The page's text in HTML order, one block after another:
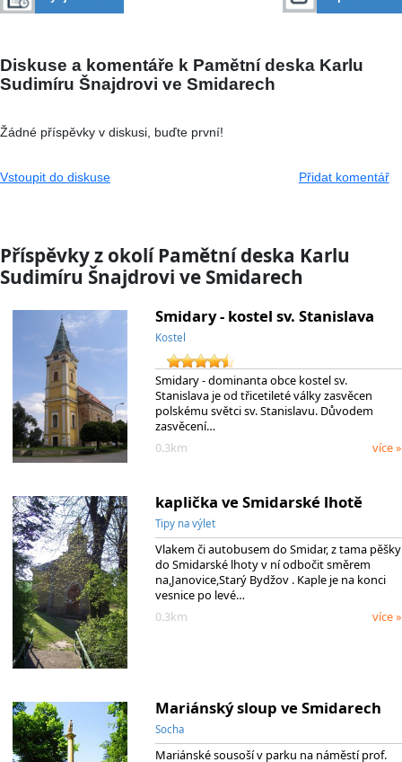
Diskuse a komentáře k Pamětní deska Karlu
Sudimíru Šnajdrovi ve Smidarech
Žádné příspěvky v diskusi, buďte první!
Vstoupit do diskuse Přidat komentář
Příspěvky z okolí Pamětní deska Karlu
Sudimíru Šnajdrovi ve Smidarech
Smidary - kostel sv. Stanislava
Kostel
Smidary - dominanta obce kostel sv.
Stanislava je od třicetileté války zasvěcen
polskému světci sv. Stanislavu. Důvodem
zasvěcení…
0.3km
více »
kaplička ve Smidarské lhotě
Tipy na výlet
Vlakem či autobusem do Smidar, z tama pěšky
do Smidarské lhoty v ní odbočit směrem
na,Janovice,Starý Bydžov . Kaple je na konci
vesnice po levé…
0.3km
více »
Mariánský sloup ve Smidarech
Socha
Mariánské sousoší v parku na náměstí prof.